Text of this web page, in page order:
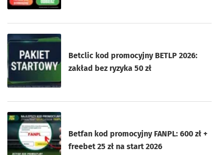
Betclic kod promocyjny BETLP 2026:
zakład bez ryzyka 50 zł
Betfan kod promocyjny FANPL: 600 zł +
freebet 25 zł na start 2026